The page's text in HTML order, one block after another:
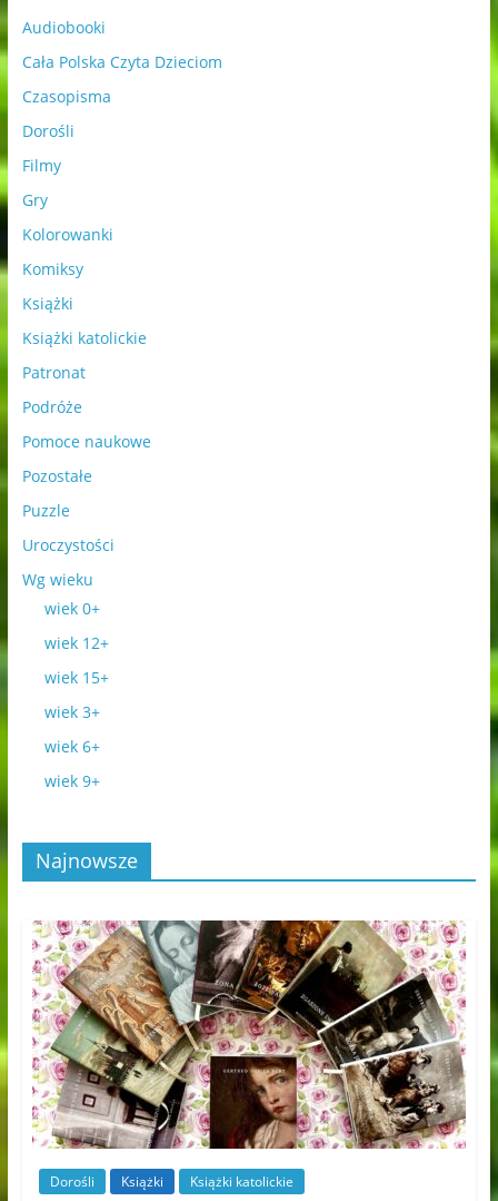
Audiobooki
Cała Polska Czyta Dzieciom
Czasopisma
Dorośli
Filmy
Gry
Kolorowanki
Komiksy
Książki
Książki katolickie
Patronat
Podróże
Pomoce naukowe
Pozostałe
Puzzle
Uroczystości
Wg wieku
wiek 0+
wiek 12+
wiek 15+
wiek 3+
wiek 6+
wiek 9+
Najnowsze
Dorośli Książki Książki katolickie